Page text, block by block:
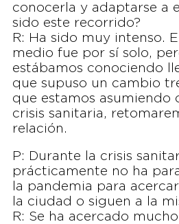
conocerla y adaptarse a
sido este recorrido?
R: Ha sido muy intenso.
medio fue por sí solo,
estábamos conociendo
que supuso un cambio
que estamos asumiendo
crisis sanitaria,
relación.
P: Durante la crisis
prácticamente no ha
la pandemia para
la ciudad o siguen a la
R: Se ha acercado